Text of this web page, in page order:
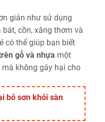
giản như sử dụng
cồn, xăng thơm và
có thể giúp bạn biết
gỗ và nhựa một
không gây hại cho
bỏ sơn khỏi sàn